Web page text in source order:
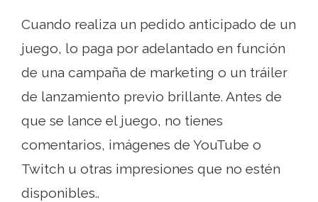
Cuando realiza un pedido anticipado de un
juego, lo paga por adelantado en función
de una campaña de marketing o un tráiler
de lanzamiento previo brillante. Antes de
que se lance el juego, no tienes
comentarios, imágenes de YouTube o
Twitch u otras impresiones que no estén
disponibles..